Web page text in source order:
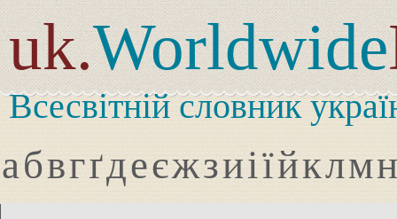
uk.Worldwide
Всесвітній словник
абвгґдеєжзиіїйклмн